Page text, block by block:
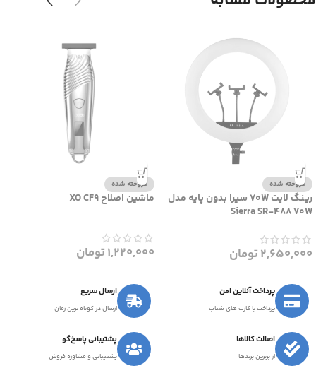
فروخته شده
رینگ لایت 70W سیرا بدون پایه مدل
Sierra SR-488 70W
2,650,000تومان
فروخته شده
ماشین اصلاح XO CF9
1,220,000تومان
پرداخت آنلاین امن
پرداخت با کارت های شتاب
ارسال سریع
ارسال در کوتاه ترین زمان
اصالت کالاها
از برترین برندها
پشتیبانی پاسخ‌گو
پشتیبانی و مشاوره فروش